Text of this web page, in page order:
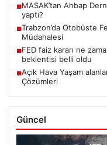
■MASAK’tan Ahbap
yaptı?
■Trabzon’da Otobüste
Müdahalesi
■FED faiz kararı ne
beklentisi belli oldu
■Açık Hava Yaşam
Çözümleri
Güncel